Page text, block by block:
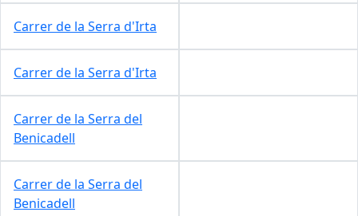
Carrer de la Serra d'Irta
Carrer de la Serra d'Irta
Carrer de la Serra del
Benicadell
Carrer de la Serra del
Benicadell